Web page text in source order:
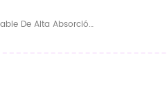
Pañal Desechable Transpirable De Alta Absorción Para Bebés, Personalizado Y Al Por Mayor